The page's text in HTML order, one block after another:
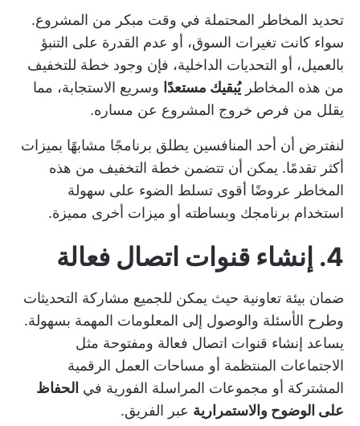
تحديد المخاطر المحتملة في وقت مبكر من المشروع.
سواء كانت تغيرات السوق، أو عدم القدرة على التنبؤ
بالعميل، أو التحديات الداخلية، فإن وجود خطة للتخفيف
من هذه المخاطريُبقيك مستعدًا وسريع الاستجابة، مما
يقلل من فرص خروج المشروع عن مساره.
لنفترض أن أحد المنافسين يطلق برنامجًا مشابهًا بميزات
أكثر تقدمًا. يمكن أن تتضمن خطة التخفيف من هذه
المخاطر عروضًا أقوى تسلط الضوء على سهولة
استخدام برنامجك وبساطته أو ميزات أخرى مميزة.
4. إنشاء قنوات اتصال فعالة
ضمان بيئة تعاونية حيث يمكن للجميع مشاركة التحديثات
وطرح الأسئلة والوصول إلى المعلومات المهمة بسهولة.
يساعد إنشاء قنوات اتصال فعالة ومفتوحة مثل
الاجتماعات المنتظمة أو مساحات العمل الرقمية
المشتركة أو مجموعات المراسلة الفورية في الحفاظ
على الوضوح والاستمرارية عبر الفريق.